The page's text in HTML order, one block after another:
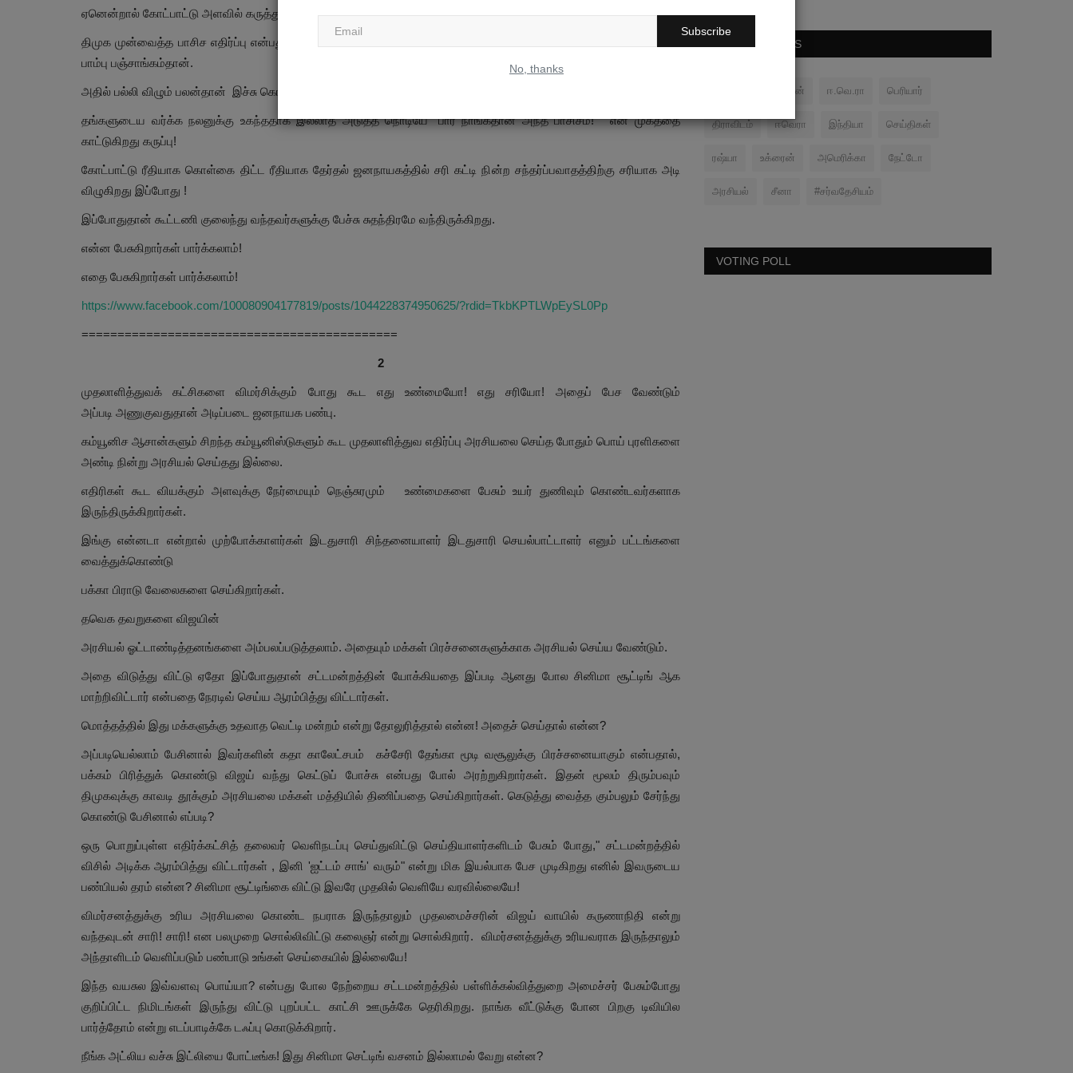
Subscribe
No, thanks
ஏனென்றால் கோட்பாட்டு அளவில் கருத்து ஒற்றுமை இல்லாத அடிப்படையிலிருந்து அனைத்தும் பிறக்கின்றன.
திமுக முன்வைத்த பாசிச எதிர்ப்பு என்பது தேர்தல் வெற்றிக்காக தேவையான ஆற்றல்களை வளைத்துக் கொள்ளும் பழைய
பாம்பு பஞ்சாங்கம்தான்.
அதில் பல்லி விழும் பலன்தான் இச்சு கொட்டியவர்களின் நிலைமை.
தங்களுடைய வர்க்க நலனுக்கு உகந்ததாக இல்லாத அடுத்த நொடியே "பார் நாங்கதான் அந்த பாசிசம்! " என முகத்தை
காட்டுகிறது கருப்பு!
கோட்பாட்டு ரீதியாக கொள்கை திட்ட ரீதியாக தேர்தல் ஜனநாயகத்தில் சரி கட்டி நின்ற சந்தர்ப்பவாதத்திற்கு சரியாக அடி
விழுகிறது இப்போது !
இப்போதுதான் கூட்டணி குலைந்து வந்தவர்களுக்கு பேச்சு சுதந்திரமே வந்திருக்கிறது.
என்ன பேசுகிறார்கள் பார்க்கலாம்!
எதை பேசுகிறார்கள் பார்க்கலாம்!
https://www.facebook.com/100080904177819/posts/1044228374950625/?rdid=TkbKPTLWpEySL0Pp
============================================
2
முதலாளித்துவக் கட்சிகளை விமர்சிக்கும் போது கூட எது உண்மையோ! எது சரியோ! அதைப் பேச வேண்டும்
அப்படி அணுகுவதுதான் அடிப்படை ஜனநாயக பண்பு.
கம்யூனிச ஆசான்களும் சிறந்த கம்யூனிஸ்டுகளும் கூட முதலாளித்துவ எதிர்ப்பு அரசியலை செய்த போதும் பொய் புரளிகளை
அண்டி நின்று அரசியல் செய்தது இல்லை.
எதிரிகள் கூட வியக்கும் அளவுக்கு நேர்மையும் நெஞ்சுரமும் உண்மைகளை பேசும் உயர் துணிவும் கொண்டவர்களாக
இருந்திருக்கிறார்கள்.
இங்கு என்னடா என்றால் முற்போக்காளர்கள் இடதுசாரி சிந்தனையாளர் இடதுசாரி செயல்பாட்டாளர் எனும் பட்டங்களை
வைத்துக்கொண்டு
பக்கா பிராடு வேலைகளை செய்கிறார்கள்.
தவெக தவறுகளை விஜயின்
அரசியல் ஓட்டாண்டித்தனங்களை அம்பலப்படுத்தலாம். அதையும் மக்கள் பிரச்சனைகளுக்காக அரசியல் செய்ய வேண்டும்.
அதை விடுத்து விட்டு ஏதோ இப்போதுதான் சட்டமன்றத்தின் யோக்கியதை இப்படி ஆனது போல சினிமா சூட்டிங் ஆக
மாற்றிவிட்டார் என்பதை நேரடிவ் செய்ய ஆரம்பித்து விட்டார்கள்.
மொத்தத்தில் இது மக்களுக்கு உதவாத வெட்டி மன்றம் என்று தோலுரித்தால் என்ன! அதைச் செய்தால் என்ன?
அப்படியெல்லாம் பேசினால் இவர்களின் கதா காலேட்சபம் கச்சேரி தேங்கா மூடி வசூலுக்கு பிரச்சனையாகும் என்பதால்,
பக்கம் பிரித்துக் கொண்டு விஜய் வந்து கெட்டுப் போச்சு என்பது போல் அரற்றுகிறார்கள். இதன் மூலம் திரும்பவும்
திமுகவுக்கு காவடி தூக்கும் அரசியலை மக்கள் மத்தியில் திணிப்பதை செய்கிறார்கள். கெடுத்து வைத்த கும்பலும் சேர்ந்து
கொண்டு பேசினால் எப்படி?
ஒரு பொறுப்புள்ள எதிர்க்கட்சித் தலைவர் வெளிநடப்பு செய்துவிட்டு செய்தியாளர்களிடம் பேசும் போது," சட்டமன்றத்தில்
விசில் அடிக்க ஆரம்பித்து விட்டார்கள் , இனி 'ஐட்டம் சாங்' வரும்" என்று மிக இயல்பாக பேச முடிகிறது எனில் இவருடைய
பண்பியல் தரம் என்ன? சினிமா சூட்டிங்கை விட்டு இவரே முதலில் வெளியே வரவில்லையே!
விமர்சனத்துக்கு உரிய அரசியலை கொண்ட நபராக இருந்தாலும் முதலமைச்சரின் விஜய் வாயில் கருணாநிதி என்று
வந்தவுடன் சாரி! சாரி! என பலமுறை சொல்லிவிட்டு கலைஞர் என்று சொல்கிறார். விமர்சனத்துக்கு உரியவராக இருந்தாலும்
அந்தாளிடம் வெளிப்படும் பண்பாடு உங்கள் செய்கையில் இல்லையே!
இந்த வயசுல இவ்வளவு பொய்யா? என்பது போல நேற்றைய சட்டமன்றத்தில் பள்ளிக்கல்வித்துறை அமைச்சர் பேசும்போது
குறிப்பிட்ட நிமிடங்கள் இருந்து விட்டு புறப்பட்ட காட்சி ஊருக்கே தெரிகிறது. நாங்க வீட்டுக்கு போன பிறகு டிவியில
பார்த்தோம் என்று எடப்பாடிக்கே டஃப்பு கொடுக்கிறார்.
நீங்க அட்லிய வச்சு இட்லியை போட்டீங்க! இது சினிமா செட்டிங் வசனம் இல்லாமல் வேறு என்ன?
POPULAR TAGS
சமரன் ஈ.வெ.ரா பெரியார்
திராவிடம் ஈவெரா இந்தியா செய்திகள்
ரஷ்யா உக்ரைன் அமெரிக்கா நேட்டோ
அரசியல் சீனா #சர்வதேசியம்
VOTING POLL